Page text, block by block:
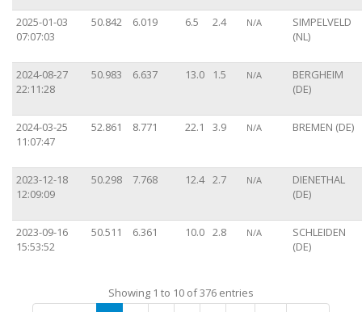
2025-01-03
07:07:03
50.842 6.019 6.5 2.4 N/A
SIMPELVELD
(NL)
2024-08-27
22:11:28
50.983 6.637 13.0 1.5 N/A
BERGHEIM
(DE)
2024-03-25
11:07:47
52.861 8.771 22.1 3.9 N/A BREMEN (DE)
2023-12-18
12:09:09
50.298 7.768 12.4 2.7 N/A
DIENETHAL
(DE)
2023-09-16
15:53:52
50.511 6.361 10.0 2.8 N/A
SCHLEIDEN
(DE)
Showing 1 to 10 of 376 entries